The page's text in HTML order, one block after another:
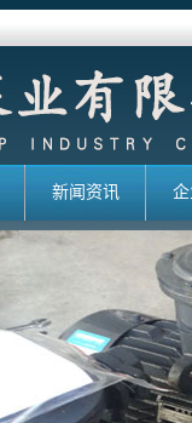
新闻资讯